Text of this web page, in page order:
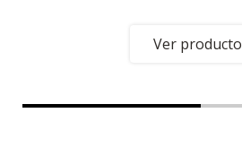
Ver producto